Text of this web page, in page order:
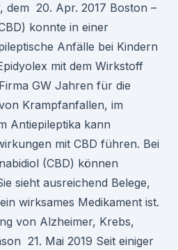
dem 20. Apr. 2017 Boston –
konnte in einer
Anfälle bei Kindern
mit dem Wirkstoff
GW Jahren für die
Krampfanfallen, im
Antiepileptika kann
mit CBD führen. Bei
(CBD) können
sieht ausreichend Belege,
wirksames Medikament ist.
von Alzheimer, Krebs,
21. Mai 2019 Seit einiger